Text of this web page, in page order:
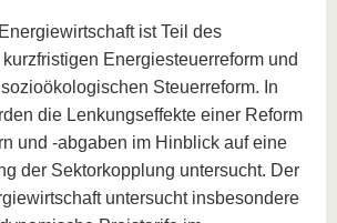
ist Teil des
Energiesteuerreform und
Steuerreform. In
die Lenkungseffekte einer Reform
und -abgaben im Hinblick auf eine
der Sektorkopplung untersucht. Der
untersucht insbesondere